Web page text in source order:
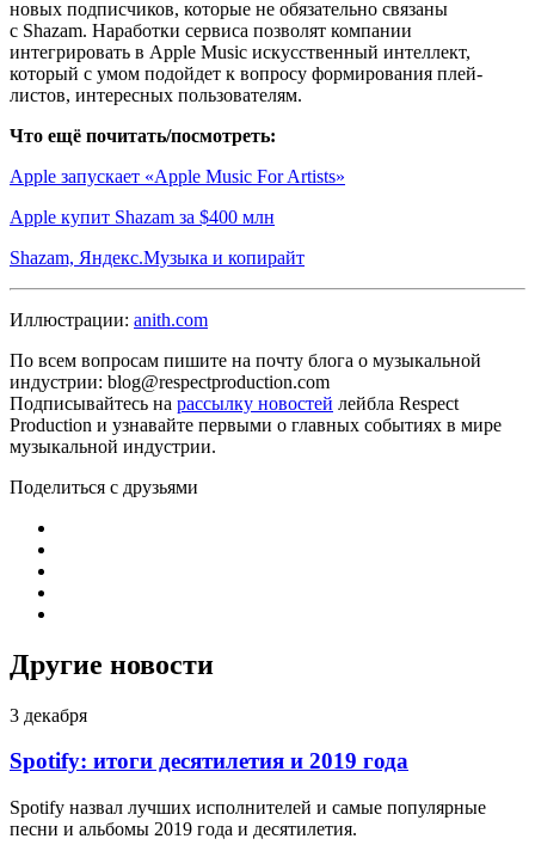
новых подписчиков, которые не обязательно связаны
с Shazam. Наработки сервиса позволят компании
интегрировать в Apple Music искусственный интеллект,
который с умом подойдет к вопросу формирования плей-
листов, интересных пользователям.
Что ещё почитать/посмотреть:
Apple запускает «Apple Music For Artists»
Apple купит Shazam за $400 млн
Shazam, Яндекс.Музыка и копирайт
Иллюстрации: anith.com
По всем вопросам пишите на почту блога о музыкальной
индустрии: blog@respectproduction.com
Подписывайтесь на рассылку новостей лейбла Respect
Production и узнавайте первыми о главных событиях в мире
музыкальной индустрии.
Поделиться с друзьями
Другие новости
3 декабря
Spotify: итоги десятилетия и 2019 года
Spotify назвал лучших исполнителей и самые популярные
песни и альбомы 2019 года и десятилетия.